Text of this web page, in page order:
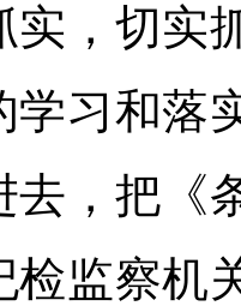
切实抓
学习和
去，把《
检监察机